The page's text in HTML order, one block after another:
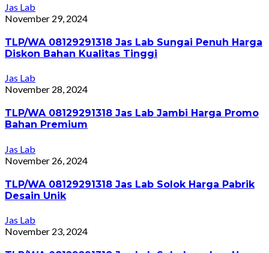
Jas Lab
November 29, 2024
TLP/WA 08129291318 Jas Lab Sungai Penuh Harga
Diskon Bahan Kualitas Tinggi
Jas Lab
November 28, 2024
TLP/WA 08129291318 Jas Lab Jambi Harga Promo
Bahan Premium
Jas Lab
November 26, 2024
TLP/WA 08129291318 Jas Lab Solok Harga Pabrik
Desain Unik
Jas Lab
November 23, 2024